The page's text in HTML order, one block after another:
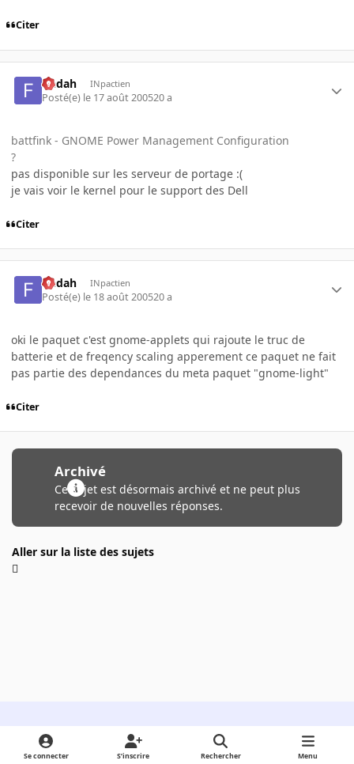
Citer
fledah INpactien
Posté(e) le 17 août 200520 a
battfink - GNOME Power Management Configuration
?
pas disponible sur les serveur de portage :(
je vais voir le kernel pour le support des Dell
Citer
fledah INpactien
Posté(e) le 18 août 200520 a
oki le paquet c'est gnome-applets qui rajoute le truc de
batterie et de freqency scaling apperement ce paquet ne fait
pas partie des dependances du meta paquet "gnome-light"
Citer
Archivé
Ce sujet est désormais archivé et ne peut plus
recevoir de nouvelles réponses.
Aller sur la liste des sujets
Light ModeDark ModeSystem Preference
Se connecter S’inscrire Rechercher Menu